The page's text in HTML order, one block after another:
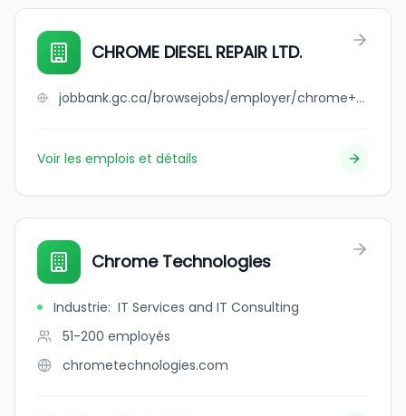
CHROME DIESEL REPAIR LTD.
jobbank.gc.ca/browsejobs/employer/chrome+diesel+repair+ltd./ca
Voir les emplois et détails
Chrome Technologies
Industrie: IT Services and IT Consulting
51-200 employés
chrometechnologies.com